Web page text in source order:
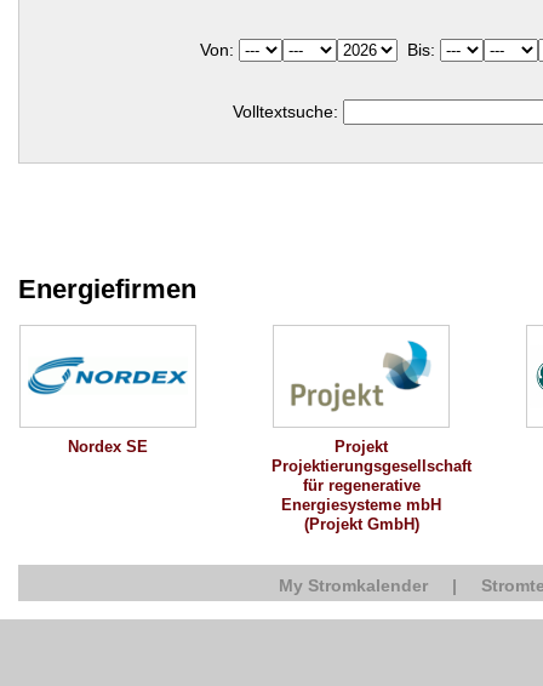
Von: Bis:
Volltextsuche:
Energiefirmen
Nordex SE
Projekt
Projektierungsgesellschaft
für regenerative
Energiesysteme mbH
(Projekt GmbH)
My Stromkalender |